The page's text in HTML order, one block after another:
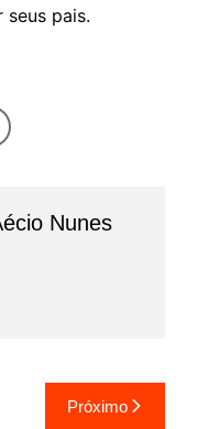
seus pais.
Nunes
Próximo